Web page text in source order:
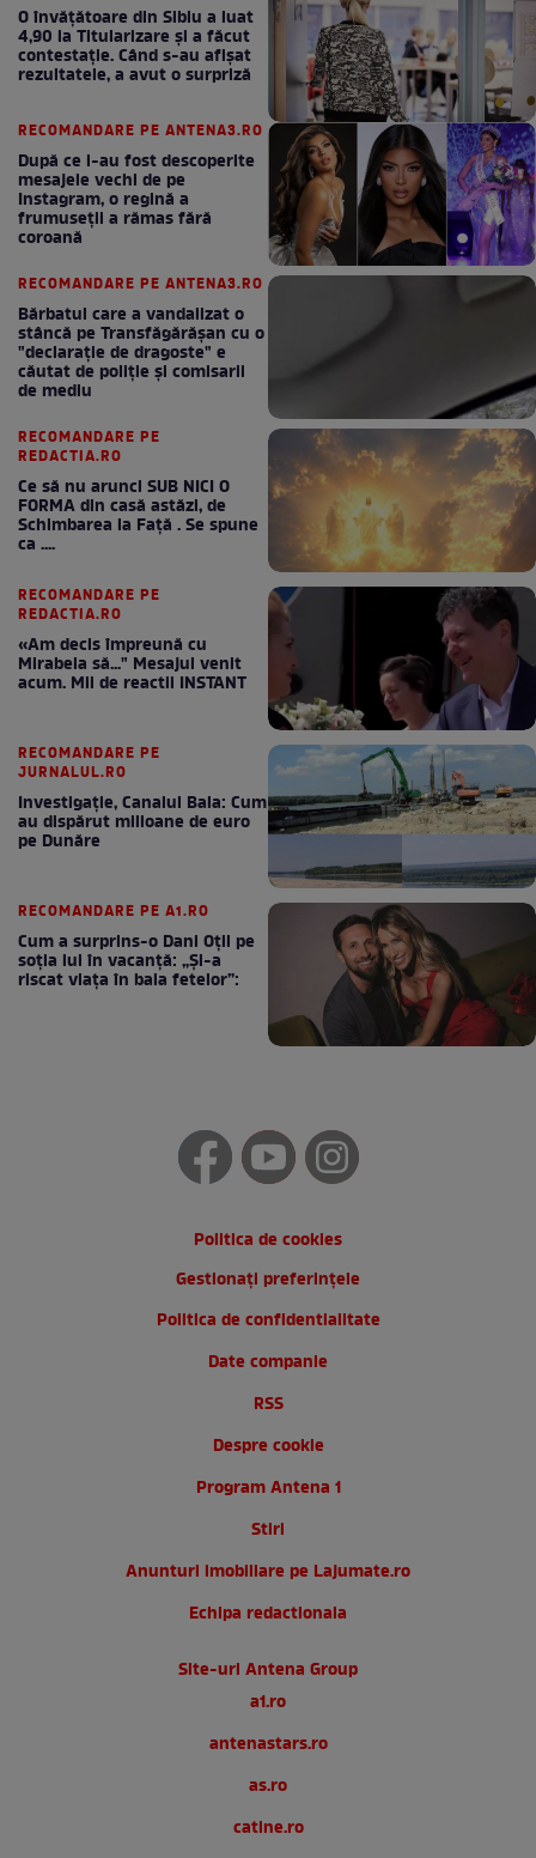
O învățătoare din Sibiu a luat
4,90 la Titularizare și a făcut
contestație. Când s-au afișat
rezultatele, a avut o surpriză
RECOMANDARE PE ANTENA3.RO
După ce i-au fost descoperite
mesajele vechi de pe
Instagram, o regină a
frumuseții a rămas fără
coroană
RECOMANDARE PE ANTENA3.RO
Bărbatul care a vandalizat o
stâncă pe Transfăgărășan cu o
"declaraţie de dragoste" e
căutat de poliție și comisarii
de mediu
RECOMANDARE PE
REDACTIA.RO
Ce să nu arunci SUB NICI O
FORMA din casă astăzi, de
Schimbarea la Față . Se spune
ca ....
RECOMANDARE PE
REDACTIA.RO
«Am decis împreună cu
Mirabela să..." Mesajul venit
acum. Mii de reactii INSTANT
RECOMANDARE PE
JURNALUL.RO
Investigație, Canalul Bala: Cum
au dispărut milioane de euro
pe Dunăre
RECOMANDARE PE A1.RO
Cum a surprins-o Dani Oțil pe
soția lui în vacanță: „Și-a
riscat viața în baia fetelor”:
Politica de cookies
Gestionați preferințele
Politica de confidentialitate
Date companie
RSS
Despre cookie
Program Antena 1
Stiri
Anunturi imobiliare pe Lajumate.ro
Echipa redactionala
Site-uri Antena Group
a1.ro
antenastars.ro
as.ro
catine.ro